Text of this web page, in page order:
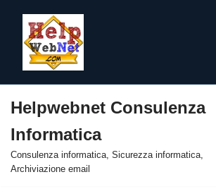
al
contenuto
Helpwebnet Consulenza
Informatica
Consulenza informatica, Sicurezza informatica,
Archiviazione email